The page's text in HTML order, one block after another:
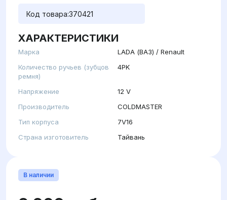
Код товара:370421
ХАРАКТЕРИСТИКИ
Марка
LADA (ВАЗ) / Renault
Количество ручьев (зубцов
ремня)
4PK
Напряжение
12 V
Производитель
COLDMASTER
Тип корпуса
7V16
Страна изготовитель
Тайвань
В наличии